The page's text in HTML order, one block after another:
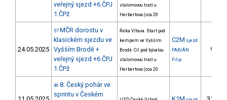
veřejný sjezd +6.ČPJ
1.ČPž
slalomovou tratí u
Herbertova (cca 20
24.05.2025
57 MČR dorostu v
klasickém sjezdu ve
Vyšším Brodě +
veřejný sjezd +6.ČPJ
1.ČPž
Řeka Vltava. Start pod
kempem ve Vyšším
Brodě. Cíl pod bývalou
slalomovou tratí u
Herbertova (cca 20
C2M sjezd
FABIÁN
Filip
9.
46 8. Český pohár ve
sprintu v Českém